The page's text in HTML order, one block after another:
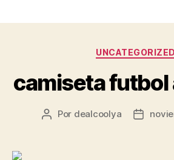
UNCATEGORIZED
camiseta futbol
Autor
Por dealcoolya
Fecha